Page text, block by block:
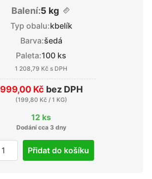
Balení:5 kg
Typ obalu:kbelík
Barva:šedá
Paleta:100 ks
1 208,79 Kč s DPH
999,00 Kč bez DPH
(199,80 Kč / 1 KG)
12 ks
Dodání cca 3 dny
Přidat do košíku